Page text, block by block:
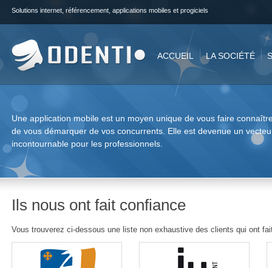
Solutions internet, référencement, applications mobiles et progiciels
ACCUEIL LA SOCIÉTÉ
Une application mobile est un moyen unique de vous faire
de vous démarquer de vos concurrents. Elle est devenue un
incontournable pour les professionnels.
Ils nous ont fait confiance
Vous trouverez ci-dessous une liste non exhaustive des clients qui ont